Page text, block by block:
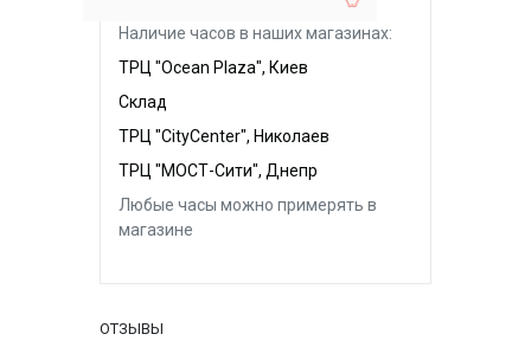
Наличие часов в наших магазинах:
ТРЦ "Ocean Plaza", Киев
Склад
ТРЦ "CityCenter", Николаев
ТРЦ "МОСТ-Сити", Днепр
Любые часы можно примерять в
магазине
ОТЗЫВЫ